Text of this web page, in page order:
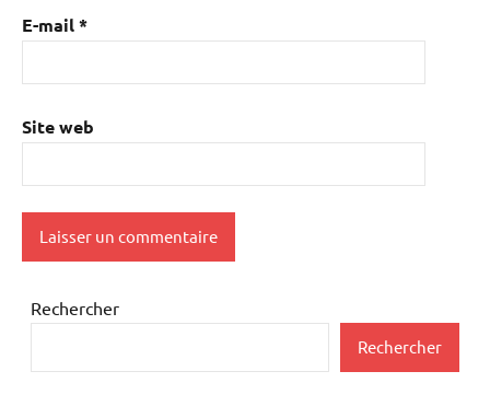
E-mail*
Site web
Rechercher
Rechercher